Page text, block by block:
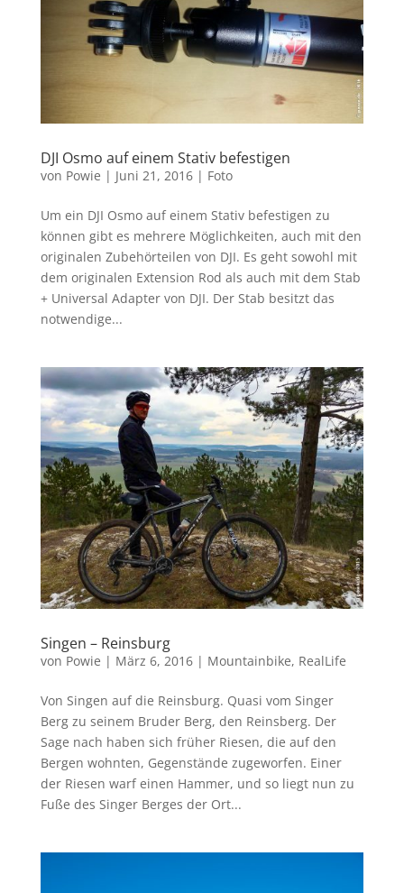
DJI Osmo auf einem Stativ befestigen
von Powie | Juni 21, 2016| Foto
Um ein DJI Osmo auf einem Stativ befestigen zu
können gibt es mehrere Möglichkeiten, auch mit den
originalen Zubehörteilen von DJI. Es geht sowohl mit
dem originalen Extension Rod als auch mit dem Stab
+ Universal Adapter von DJI. Der Stab besitzt das
notwendige...
Singen – Reinsburg
von Powie | März 6, 2016| Mountainbike, RealLife
Von Singen auf die Reinsburg. Quasi vom Singer
Berg zu seinem Bruder Berg, den Reinsberg. Der
Sage nach haben sich früher Riesen, die auf den
Bergen wohnten, Gegenstände zugeworfen. Einer
der Riesen warf einen Hammer, und so liegt nun zu
Fuße des Singer Berges der Ort...